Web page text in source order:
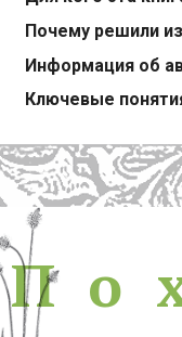
Почему решили
Информация об
Ключевые
П о